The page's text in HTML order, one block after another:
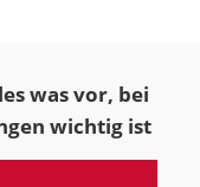
was vor, bei
wichtig ist